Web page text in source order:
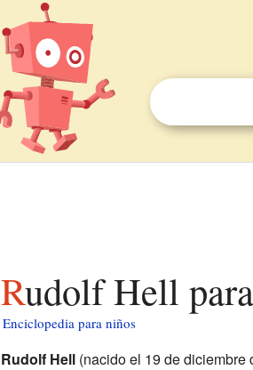
Rudolf Hell
Enciclopedia para niños
Rudolf Hell(nacido el 19 de diciembre